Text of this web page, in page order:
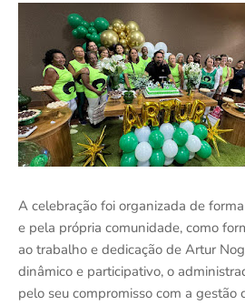
A celebração foi organizada de
e pela própria comunidade, como
ao trabalho e dedicação de Artur
dinâmico e participativo, o
pelo seu compromisso com a gestão